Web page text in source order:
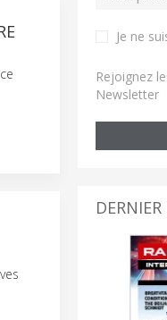
Je ne
Rejoignez
Newsletter